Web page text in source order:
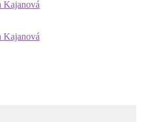
Kajanová
Kajanová